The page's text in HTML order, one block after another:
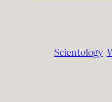
Scientology